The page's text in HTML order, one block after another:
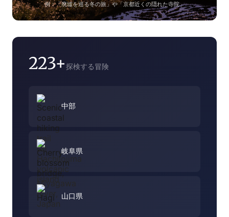
例：「廃墟を巡る冬の旅」や「京都近くの隠れた寺院」
223+探検する冒険
中部
岐阜県
山口県